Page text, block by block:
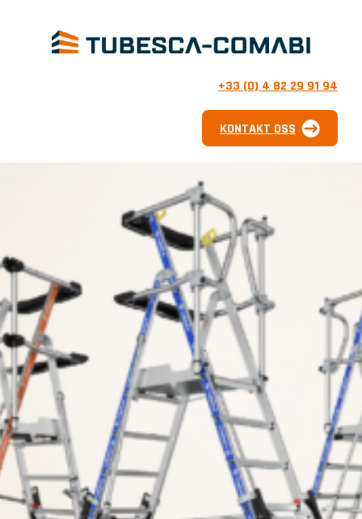
+33 (0) 4 82 29 91 94
KONTAKT OSS